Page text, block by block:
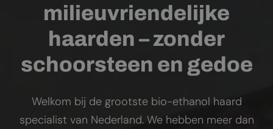
milieuvriendelijke
haarden – zonder
schoorsteen en gedoe
Welkom bij de grootste bio-ethanol haard
specialist van Nederland. We hebben meer dan